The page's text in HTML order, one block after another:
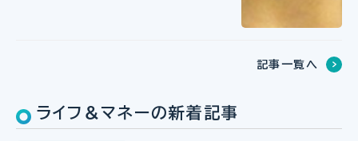
記事一覧へ
ライフ＆マネーの新着記事